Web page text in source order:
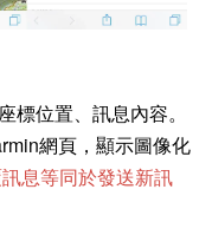
位置、訊息內容。
網頁，顯示圖像化
息等同於發送新訊